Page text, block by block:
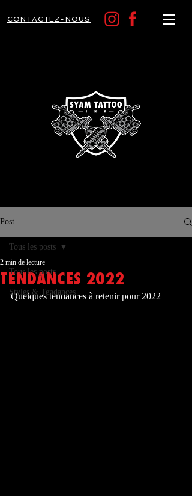
CONTACTEZ-NOUS
Post
Tous les posts
Styles & Tendances
Tous les posts
TENDANCES 2022
2 min de lecture
Quelques tendances à retenir pour 2022